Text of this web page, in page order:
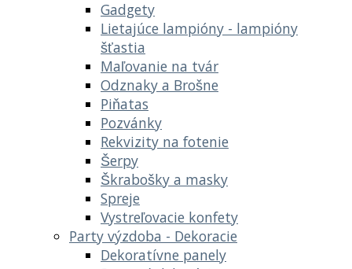
Gadgety
Lietajúce lampióny - lampióny
šťastia
Maľovanie na tvár
Odznaky a Brošne
Piňatas
Pozvánky
Rekvizity na fotenie
Šerpy
Škrabošky a masky
Spreje
Vystreľovacie konfety
Party výzdoba - Dekoracie
Dekoratívne panely